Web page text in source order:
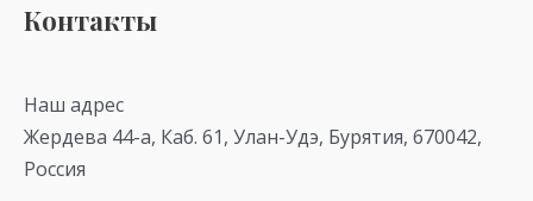
Контакты
Наш адрес
Жердева 44-а, Каб. 61, Улан-Удэ, Бурятия, 670042,
Россия